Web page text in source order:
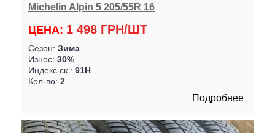
Michelin Alpin 5 205/55R 16
ЦЕНА: 1 498 ГРН/ШТ
Сезон: Зима
Износ: 30%
Индекс ск.: 91H
Кол-во: 2
Подробнее